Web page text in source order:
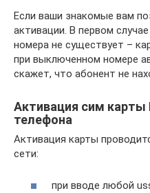
Если ваши знакомые вам
активации. В первом
номера не существует –
при выключенном номере
скажет, что абонент не
Активация сим
телефона
Активация карты
сети:
при вводе любой